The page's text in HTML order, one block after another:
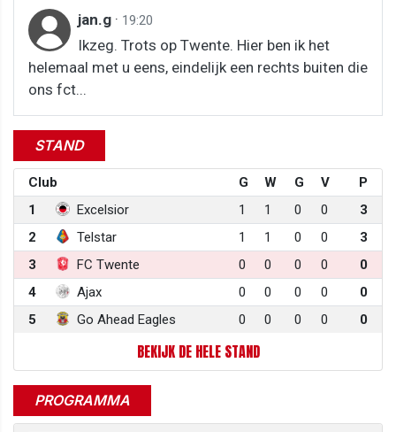
jan.g · 19:20
Ikzeg. Trots op Twente. Hier ben ik het
helemaal met u eens, eindelijk een rechts buiten die
ons fct...
STAND
Club G W G V
P
1
Excelsior 1 1 0 0
3
2
Telstar 1 1 0 0
3
3
FC Twente 0 0 0 0
0
4
Ajax 0 0 0 0
0
5
Go Ahead Eagles 0 0 0 0 0
BEKIJK DE HELE STAND
PROGRAMMA